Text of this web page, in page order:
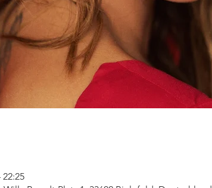
22:25